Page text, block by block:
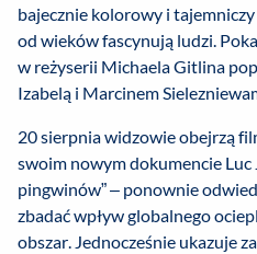
bajecznie kolorowy i
od wieków fascynują ludzi.
w reżyserii Michaela Gitlina
Izabelą i Marcinem
20 sierpnia widzowie obejrzą
swoim nowym dokumencie Luc
pingwinów” – ponownie
zbadać wpływ globalnego
obszar. Jednocześnie ukazuje